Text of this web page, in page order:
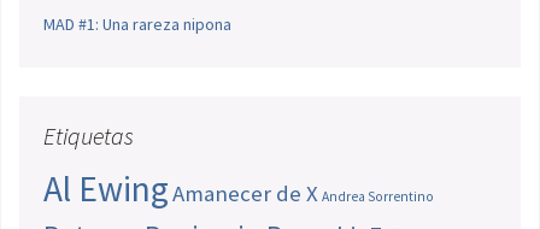
MAD #1: Una rareza nipona
Etiquetas
Al EwingAmanecer de X Andrea Sorrentino